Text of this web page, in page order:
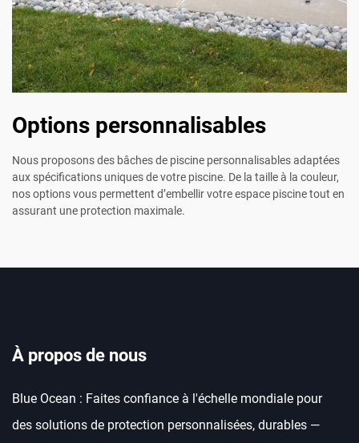
Options personnalisables
Nous proposons des bâches de piscine personnalisables adaptées
aux spécifications uniques de votre piscine. De la taille à la couleur,
nos options vous permettent d’embellir votre espace piscine tout en
assurant une protection maximale.
À propos de nous
Blue Ocean : Faites confiance à l'échelle mondiale pour
des solutions de protection personnalisées, durables —